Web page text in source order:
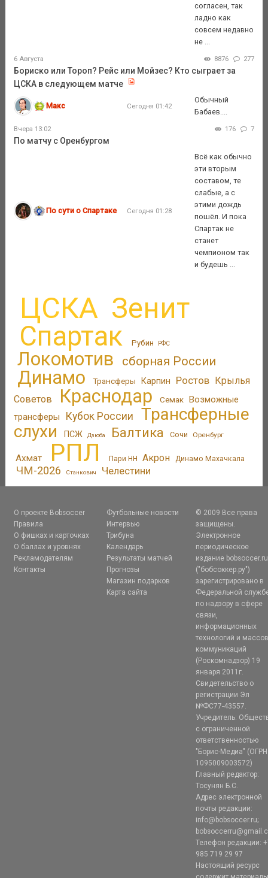
согласен, так
ладно как
совсем недавно
не ...
6 Августа 8876 277
Бориско или Тороп? Рейс или Мойзес? Кто сыграет за
ЦСКА в следующем матче
Макс Сегодня 01:42
Обычный
Бабаев....
Вчера 13:02 176 7
По матчу с Оренбургом
По сути о Спартаке Сегодня 01:28
Всё как обычно
эти вторым
составом, те
слабые, а с
этими дождь
пошёл. И пока
Спартак не
станет
чемпионом так
и будешь ...
ЦСКА Зенит
Спартак Рубин РФС
Локомотив сборная России
Динамо Трансферы Карпин Ростов Крылья
Советов
Краснодар Семак Возможные
трансферы
Кубок России
Трансферные
слухи
ПСЖ Дзюба Балтика Сочи Оренбург
Ахмат РПЛ Пари НН Акрон Динамо Махачкала
ЧМ-2026 Станкович Челестини
О проекте Bobsoccer
Правила
О фишках и карточках
О баллах и уровнях
Рекламодателям
Контакты
Футбольные новости
Интервью
Трибуна
Календарь
Результаты матчей
Прогнозы
Магазин подарков
Карта сайта
© 2009 Все права
защищены.
Электронное
периодическое
издание bobsoccer.ru
("бобсоккер.ру")
зарегистрировано в
Федеральной
по надзору в сфере
связи,
информационных
технологий и
коммуникаций
(Роскомнадзор) 19
января 2011г.
Свидетельство о
регистрации Эл
№ФС77-43557.
Учредитель:
с ограниченной
ответственностью
"Борис-Медиа" (ОГРН
1095009003572)
Главный редактор:
Тосунян Б.С.
Адрес электронной
почты редакции:
info@bobsoccer.ru;
Телефон редакции:
985 719 29 97
Настоящий ресурс